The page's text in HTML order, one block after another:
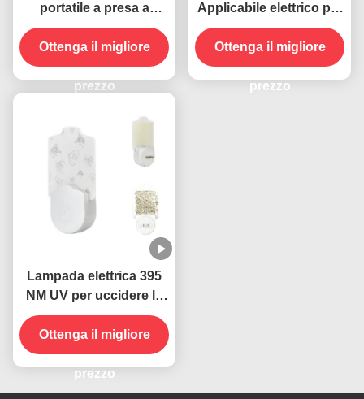
portatile a presa a
parete 395 NM UV
Lampada anti zanzara
Controllo sostenibile ed
efficace degli insetti
Ottenga il migliore
prezzo
Applicabile elettrico per
parete con presa di
corrente UV Lampada
anti zanzara Stato
solido Altamente
Ottenga il migliore
prezzo
Lampada elettrica 395
NM UV per uccidere le
zanzare per uccidere gli
insetti volanti
Ottenga il migliore
prezzo